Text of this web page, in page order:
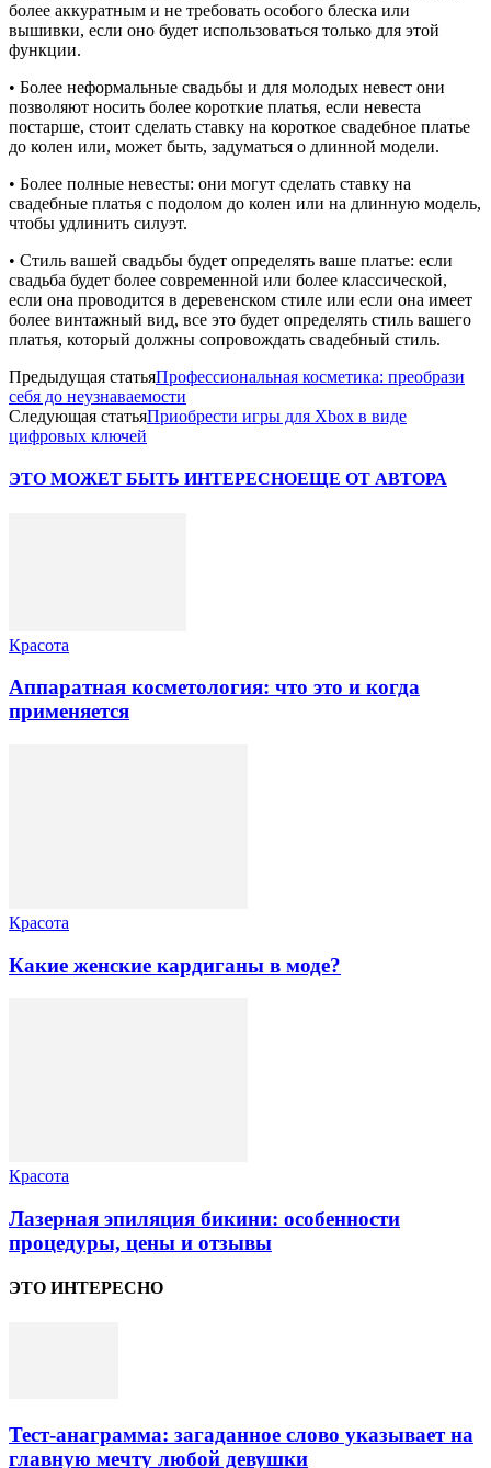
более аккуратным и не требовать особого блеска или
вышивки, если оно будет использоваться только для этой
функции.
• Более неформальные свадьбы и для молодых невест они
позволяют носить более короткие платья, если невеста
постарше, стоит сделать ставку на короткое свадебное платье
до колен или, может быть, задуматься о длинной модели.
• Более полные невесты: они могут сделать ставку на
свадебные платья с подолом до колен или на длинную модель,
чтобы удлинить силуэт.
• Стиль вашей свадьбы будет определять ваше платье: если
свадьба будет более современной или более классической,
если она проводится в деревенском стиле или если она имеет
более винтажный вид, все это будет определять стиль вашего
платья, который должны сопровождать свадебный стиль.
Предыдущая статьяПрофессиональная косметика: преобрази
себя до неузнаваемости
Следующая статьяПриобрести игры для Xbox в виде
цифровых ключей
ЭТО МОЖЕТ БЫТЬ ИНТЕРЕСНОЕЩЕ ОТ АВТОРА
Красота
Аппаратная косметология: что это и когда
применяется
Красота
Какие женские кардиганы в моде?
Красота
Лазерная эпиляция бикини: особенности
процедуры, цены и отзывы
ЭТО ИНТЕРЕСНО
Тест-анаграмма: загаданное слово указывает на
главную мечту любой девушки